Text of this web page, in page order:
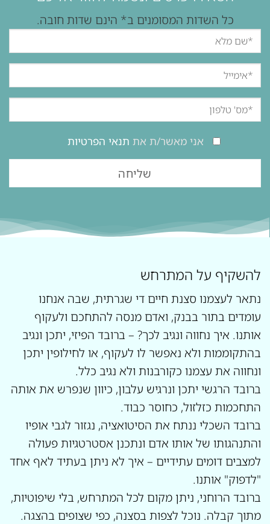
כל השדות המסומנים ב* הינם שדות חובה.
אני מאשר/ת את תנאי הפרטיות
להשקיף על המתרחש
נתאר לעצמנו סצנת חיים די שגרתית, שבה אנחנו
עומדים בתור בבנק, ואדם מנסה להתחכם ולעקוף
אותנו. איך נחווה ונגיב לכך? – ברובד הפיזי, יתכן ונגיב
בהתקוממות ולא נאפשר לו לעקוף, או לחילופין יתכן
ונחווה את עצמנו כקורבנות ולא נגיב כלל.
ברובד הרגשי יתכן ונרגיש עלבון, כיוון שנפרש את אותה
התחכמות כזלזול, כחוסר כבוד.
ברובד השכלי ננתח את הסיטואציה, נגזור לגבי אופיו
והתנהגותו של אותו אדם ונתכנן אסטרטגיות פעולה
למצבים דומים עתידיים – איך לא ניתן בעתיד לאף אחד
"לדפוק" אותנו.
ברובד הרוחני, ניתן מקום לכל המתרחש, בלי שיפוטיות,
מתוך קבלה. נוכל לצפות בסצנה, כפי שצופים בהצגה.